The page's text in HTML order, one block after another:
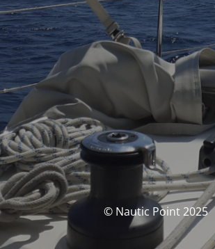
© Nautic Point 2025